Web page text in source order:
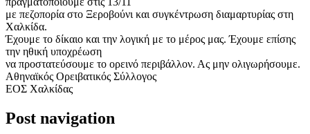
με πεζοπορία στο Ξεροβούνι και συγκέντρωση διαμαρτυρίας στη
Χαλκίδα.
Έχουμε το δίκαιο και την λογική με το μέρος μας. Έχουμε επίσης
την ηθική υποχρέωση
να προστατεύσουμε το ορεινό περιβάλλον. Ας μην ολιγωρήσουμε.
Αθηναϊκός Ορειβατικός Σύλλογος
ΕΟΣ Χαλκίδας
Post navigation